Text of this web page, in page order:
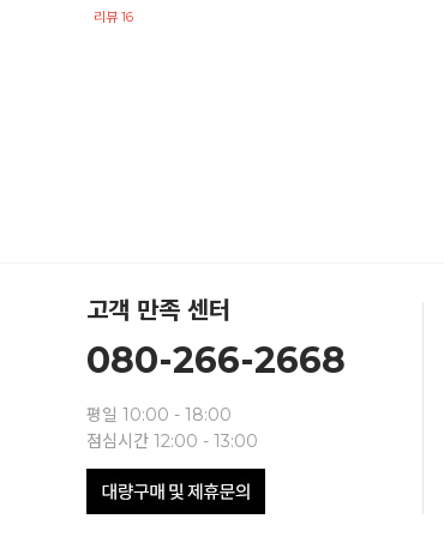
리뷰 16
고객 만족 센터
080-266-2668
평일 10:00 - 18:00
점심시간 12:00 - 13:00